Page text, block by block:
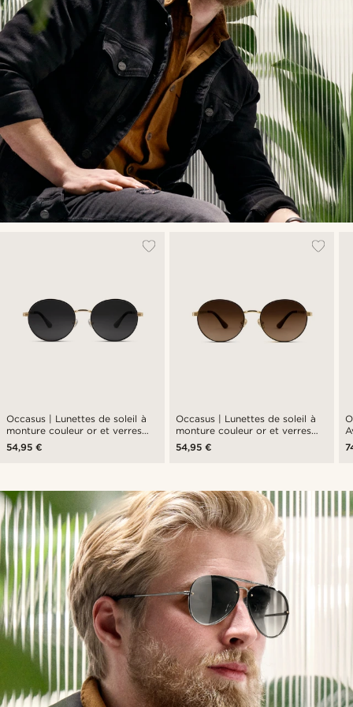
Occasus | Lunettes de soleil à
monture couleur or et verres
gris polarisés
54,95 €
Occasus | Lunettes de soleil à
monture couleur or et verres
bruns polarisés
54,95 €